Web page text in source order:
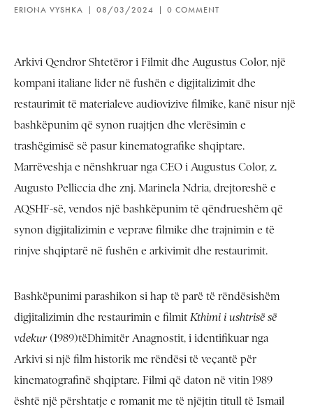
ERIONA VYSHKA 08/03/2024 0 COMMENT
Arkivi Qendror Shtetëror i Filmit dhe Augustus Color, një
kompani italiane lider në fushën e digjitalizimit dhe
restaurimit të materialeve audiovizive filmike, kanë nisur një
bashkëpunim që synon ruajtjen dhe vlerësimin e
trashëgimisë së pasur kinematografike shqiptare.
Marrëveshja e nënshkruar nga CEO i Augustus Color, z.
Augusto Pelliccia dhe znj. Marinela Ndria, drejtoreshë e
AQSHF-së, vendos një bashkëpunim të qëndrueshëm që
synon digjitalizimin e veprave filmike dhe trajnimin e të
rinjve shqiptarë në fushën e arkivimit dhe restaurimit.
Bashkëpunimi parashikon si hap të parë të rëndësishëm
digjitalizimin dhe restaurimin e filmit Kthimi i ushtrisë së
vdekur (1989)tëDhimitër Anagnostit, i identifikuar nga
Arkivi si një film historik me rëndësi të veçantë për
kinematografinë shqiptare. Filmi që daton në vitin 1989
është një përshtatje e romanit me të njëjtin titull të Ismail